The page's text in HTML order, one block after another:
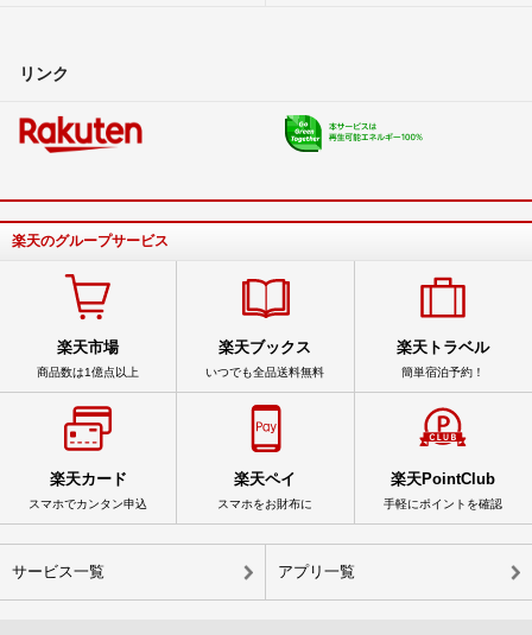
リンク
楽天のグループサービス
楽天市場
商品数は1億点以上
楽天ブックス
いつでも全品送料無料
楽天トラベル
簡単宿泊予約！
楽天カード
スマホでカンタン申込
楽天ペイ
スマホをお財布に
楽天PointClub
手軽にポイントを確認
サービス一覧 アプリ一覧